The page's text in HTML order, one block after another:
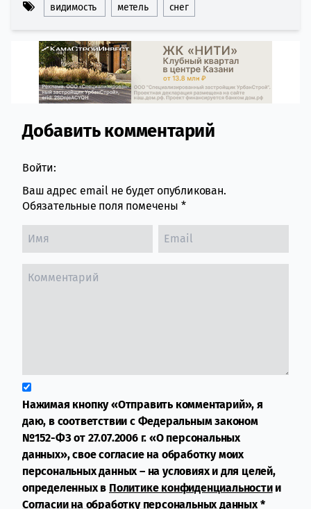
видимость метель снег
Comment section
Добавить комментарий
Войти:
Ваш адрес email не будет опубликован.
Обязательные поля помечены *
Нажимая кнопку «Отправить комментарий», я
даю, в соответствии с Федеральным законом
№152-ФЗ от 27.07.2006 г. «О персональных
данных», свое согласие на обработку моих
персональных данных – на условиях и для целей,
определенных в Политике конфиденциальностии
Согласии на обработку персональных данных*